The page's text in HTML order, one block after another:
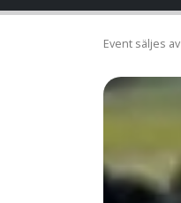
Event säljes av